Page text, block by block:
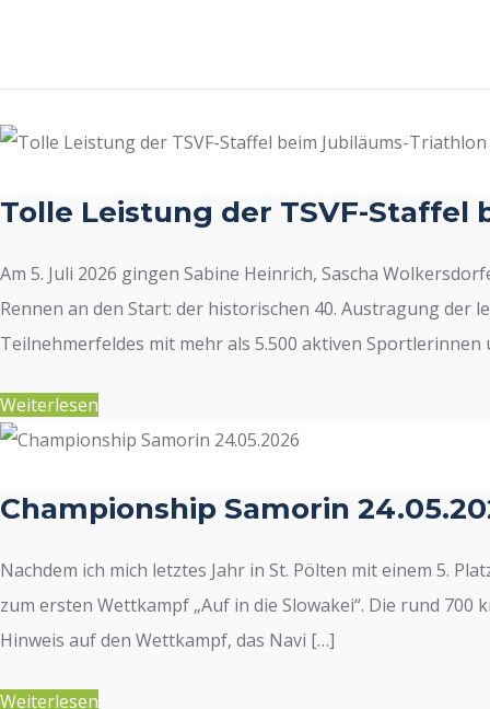
Tolle Leistung der TSVF-
Am 5. Juli 2026 gingen Sabine Heinrich, Sascha
Rennen an den Start: der historischen 40. Austragung der
Teilnehmerfeldes mit mehr als 5.500 aktiven
Weiterlesen
Championship Samorin
Nachdem ich mich letztes Jahr in St. Pölten mit einem 5.
zum ersten Wettkampf „Auf in die Slowakei“. Die rund
Hinweis auf den Wettkampf, das Navi […]
Weiterlesen